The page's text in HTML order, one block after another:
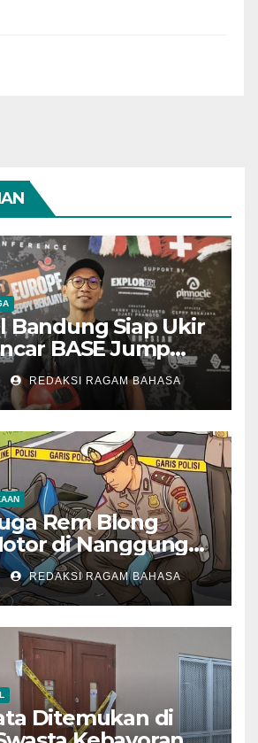
Bandung Siap Ukir
BASE Jump
Mushroom Swiss
REDAKSI RAGAM BAHASA
Rem Blong
di Nanggung
Orang Tewas
REDAKSI RAGAM BAHASA
Ditemukan di